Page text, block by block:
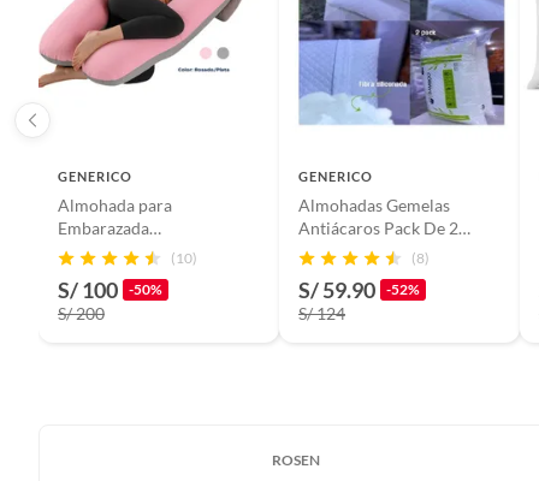
GENERICO
Almohada para
Embarazada
Multifuncional I(10)
S/ 100 -50%
S/ 200
GENERICO
Almohadas Gemelas
Antiácaros Pack De 2
45CM X 65CM
(8)
S/ 59.90 -52%
S/ 124
ROSEN